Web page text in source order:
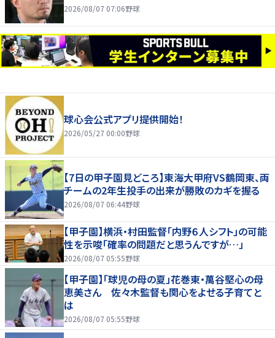
2026/08/07 07:06野球
球心会公式アプリ提供開始！
2026/05/27 00:00野球
【7日の甲子園見どころ】東海大甲府VS鶴岡東、両
チームの2年生投手の出来が勝敗のカギを握る
2026/08/07 06:44野球
【甲子園】横浜・村田監督「内野６人シフト」の可能
性を示唆「確率の問題だと思うんですが…」
2026/08/07 05:55野球
【甲子園】「球児の母の夏」花巻東・萬谷堅心の母
恵美さん 佐々木監督も関心をよせる子育てと
は
2026/08/07 05:55野球